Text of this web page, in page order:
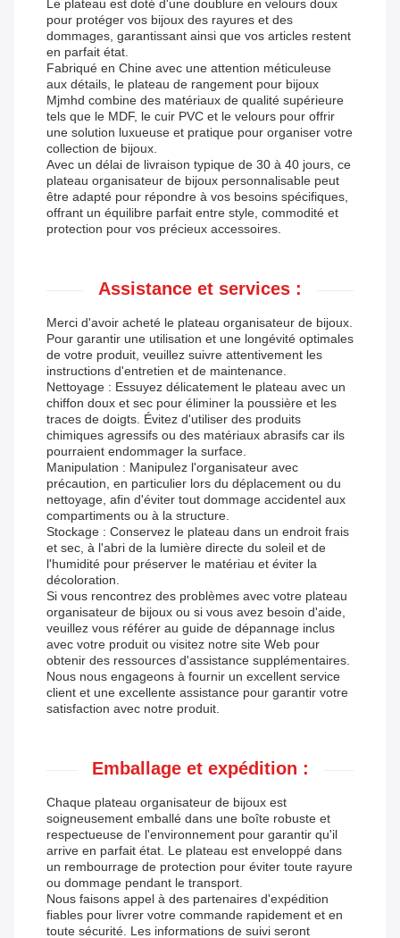
Le plateau est doté d'une doublure en velours doux
pour protéger vos bijoux des rayures et des
dommages, garantissant ainsi que vos articles restent
en parfait état.
Fabriqué en Chine avec une attention méticuleuse
aux détails, le plateau de rangement pour bijoux
Mjmhd combine des matériaux de qualité supérieure
tels que le MDF, le cuir PVC et le velours pour offrir
une solution luxueuse et pratique pour organiser votre
collection de bijoux.
Avec un délai de livraison typique de 30 à 40 jours, ce
plateau organisateur de bijoux personnalisable peut
être adapté pour répondre à vos besoins spécifiques,
offrant un équilibre parfait entre style, commodité et
protection pour vos précieux accessoires.
Assistance et services :
Merci d'avoir acheté le plateau organisateur de bijoux.
Pour garantir une utilisation et une longévité optimales
de votre produit, veuillez suivre attentivement les
instructions d'entretien et de maintenance.
Nettoyage : Essuyez délicatement le plateau avec un
chiffon doux et sec pour éliminer la poussière et les
traces de doigts. Évitez d'utiliser des produits
chimiques agressifs ou des matériaux abrasifs car ils
pourraient endommager la surface.
Manipulation : Manipulez l'organisateur avec
précaution, en particulier lors du déplacement ou du
nettoyage, afin d'éviter tout dommage accidentel aux
compartiments ou à la structure.
Stockage : Conservez le plateau dans un endroit frais
et sec, à l'abri de la lumière directe du soleil et de
l'humidité pour préserver le matériau et éviter la
décoloration.
Si vous rencontrez des problèmes avec votre plateau
organisateur de bijoux ou si vous avez besoin d'aide,
veuillez vous référer au guide de dépannage inclus
avec votre produit ou visitez notre site Web pour
obtenir des ressources d'assistance supplémentaires.
Nous nous engageons à fournir un excellent service
client et une excellente assistance pour garantir votre
satisfaction avec notre produit.
Emballage et expédition :
Chaque plateau organisateur de bijoux est
soigneusement emballé dans une boîte robuste et
respectueuse de l'environnement pour garantir qu'il
arrive en parfait état. Le plateau est enveloppé dans
un rembourrage de protection pour éviter toute rayure
ou dommage pendant le transport.
Nous faisons appel à des partenaires d'expédition
fiables pour livrer votre commande rapidement et en
toute sécurité. Les informations de suivi seront